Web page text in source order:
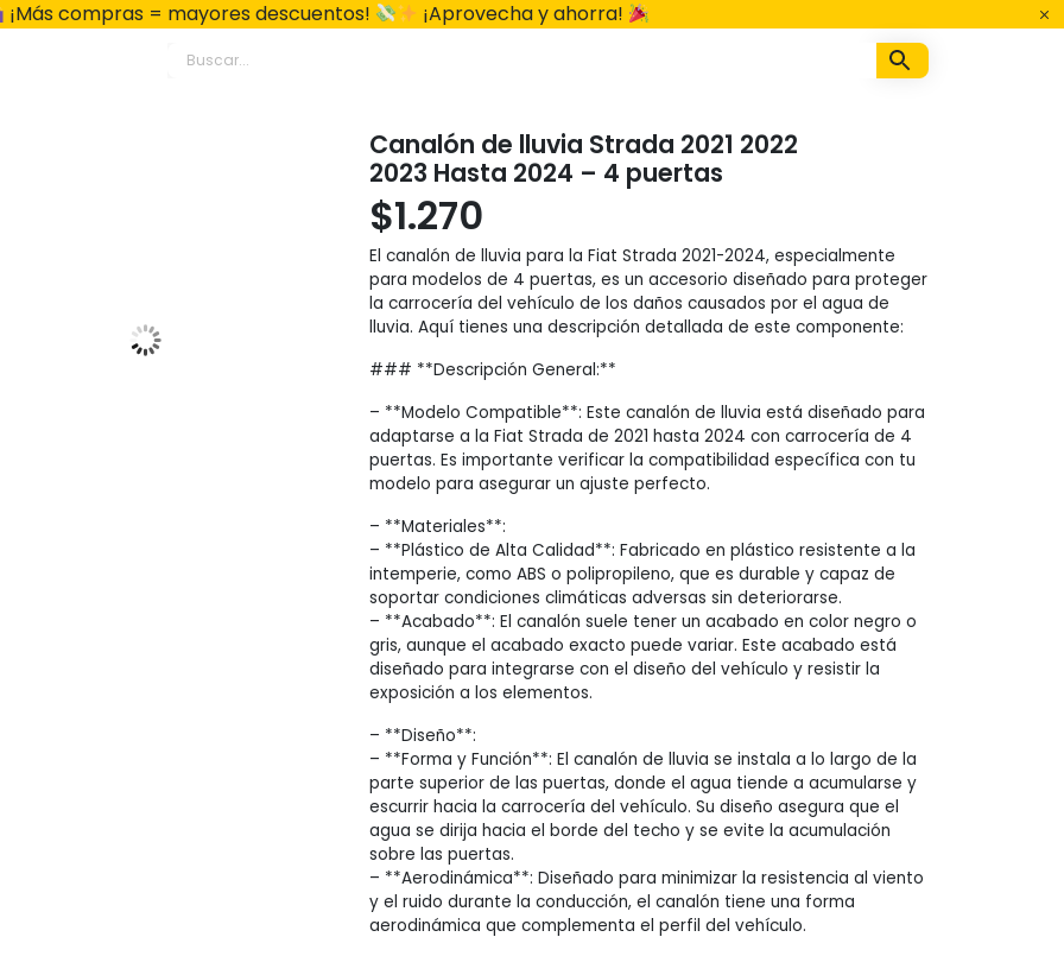
¡Más compras = mayores descuentos! ¡Aprovecha y ahorra!
Canalón de lluvia Strada 2021 2022
2023 Hasta 2024 – 4 puertas
$1.270
El canalón de lluvia para la Fiat Strada 2021-2024, especialmente
para modelos de 4 puertas, es un accesorio diseñado para proteger
la carrocería del vehículo de los daños causados por el agua de
lluvia. Aquí tienes una descripción detallada de este componente:
### **Descripción General:**
– **Modelo Compatible**: Este canalón de lluvia está diseñado para
adaptarse a la Fiat Strada de 2021 hasta 2024 con carrocería de 4
puertas. Es importante verificar la compatibilidad específica con tu
modelo para asegurar un ajuste perfecto.
– **Materiales**:
– **Plástico de Alta Calidad**: Fabricado en plástico resistente a la
intemperie, como ABS o polipropileno, que es durable y capaz de
soportar condiciones climáticas adversas sin deteriorarse.
– **Acabado**: El canalón suele tener un acabado en color negro o
gris, aunque el acabado exacto puede variar. Este acabado está
diseñado para integrarse con el diseño del vehículo y resistir la
exposición a los elementos.
– **Diseño**:
– **Forma y Función**: El canalón de lluvia se instala a lo largo de la
parte superior de las puertas, donde el agua tiende a acumularse y
escurrir hacia la carrocería del vehículo. Su diseño asegura que el
agua se dirija hacia el borde del techo y se evite la acumulación
sobre las puertas.
– **Aerodinámica**: Diseñado para minimizar la resistencia al viento
y el ruido durante la conducción, el canalón tiene una forma
aerodinámica que complementa el perfil del vehículo.